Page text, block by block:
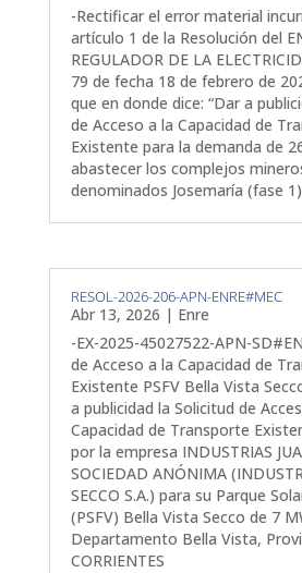
-Rectificar el error material
artículo 1 de la Resolución del
REGULADOR DE LA
79 de fecha 18 de febrero de
que en donde dice: “Dar a
de Acceso a la Capacidad de
Existente para la demanda de
abastecer los complejos
denominados Josemaría (fase
RESOL-2026-206-APN-ENRE#MEC
Abr 13, 2026 | Enre
-EX-2025-45027522-APN-
de Acceso a la Capacidad de
Existente PSFV Bella Vista
a publicidad la Solicitud de
Capacidad de Transporte
por la empresa INDUSTRIAS
SOCIEDAD ANÓNIMA
SECCO S.A.) para su Parque
(PSFV) Bella Vista Secco de 7
Departamento Bella Vista,
CORRIENTES